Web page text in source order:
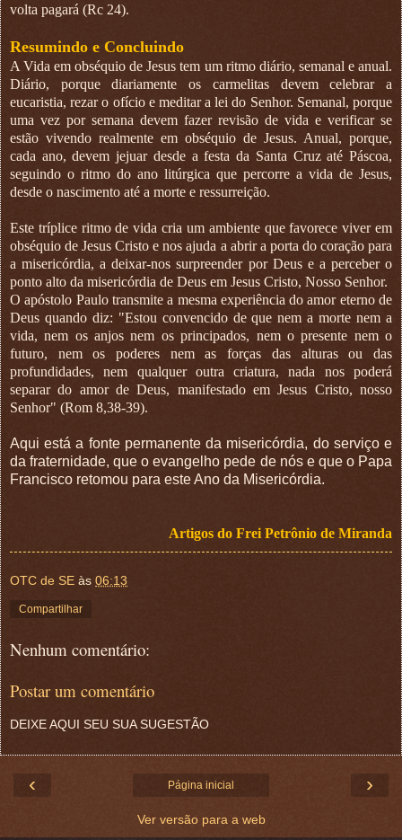
volta pagará (Rc 24).
Resumindo e Concluindo
A Vida em obséquio de Jesus tem um ritmo diário, semanal e anual.
Diário, porque diariamente os carmelitas devem celebrar a
eucaristia, rezar o ofício e meditar a lei do Senhor. Semanal, porque
uma vez por semana devem fazer revisão de vida e verificar se
estão vivendo realmente em obséquio de Jesus. Anual, porque,
cada ano, devem jejuar desde a festa da Santa Cruz até Páscoa,
seguindo o ritmo do ano litúrgica que percorre a vida de Jesus,
desde o nascimento até a morte e ressurreição.
Este tríplice ritmo de vida cria um ambiente que favorece viver em
obséquio de Jesus Cristo e nos ajuda a abrir a porta do coração para
a misericórdia, a deixar-nos surpreender por Deus e a perceber o
ponto alto da misericórdia de Deus em Jesus Cristo, Nosso Senhor.
O apóstolo Paulo transmite a mesma experiência do amor eterno de
Deus quando diz: "Estou convencido de que nem a morte nem a
vida, nem os anjos nem os principados, nem o presente nem o
futuro, nem os poderes nem as forças das alturas ou das
profundidades, nem qualquer outra criatura, nada nos poderá
separar do amor de Deus, manifestado em Jesus Cristo, nosso
Senhor" (Rom 8,38-39).
Aqui está a fonte permanente da misericórdia, do serviço e
da fraternidade, que o evangelho pede de nós e que o Papa
Francisco retomou para este Ano da Misericórdia.
Artigos do Frei Petrônio de Miranda
OTC de SE às 06:13
Compartilhar
Nenhum comentário:
Postar um comentário
DEIXE AQUI SEU SUA SUGESTÃO
‹ ›
Página inicial
Ver versão para a web